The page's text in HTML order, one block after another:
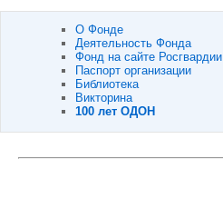
О Фонде
Деятельность Фонда
Фонд на сайте Росгвардии
Паспорт организации
Библиотека
Викторина
100 лет ОДОН